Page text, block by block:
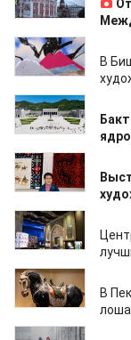
08.07.2026
В
29.06.2026
17.04.2026
14.04.2026
09.02.2026
В
21.01.2026